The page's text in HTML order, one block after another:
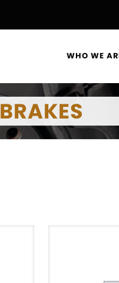
WHO WE
BRAKES